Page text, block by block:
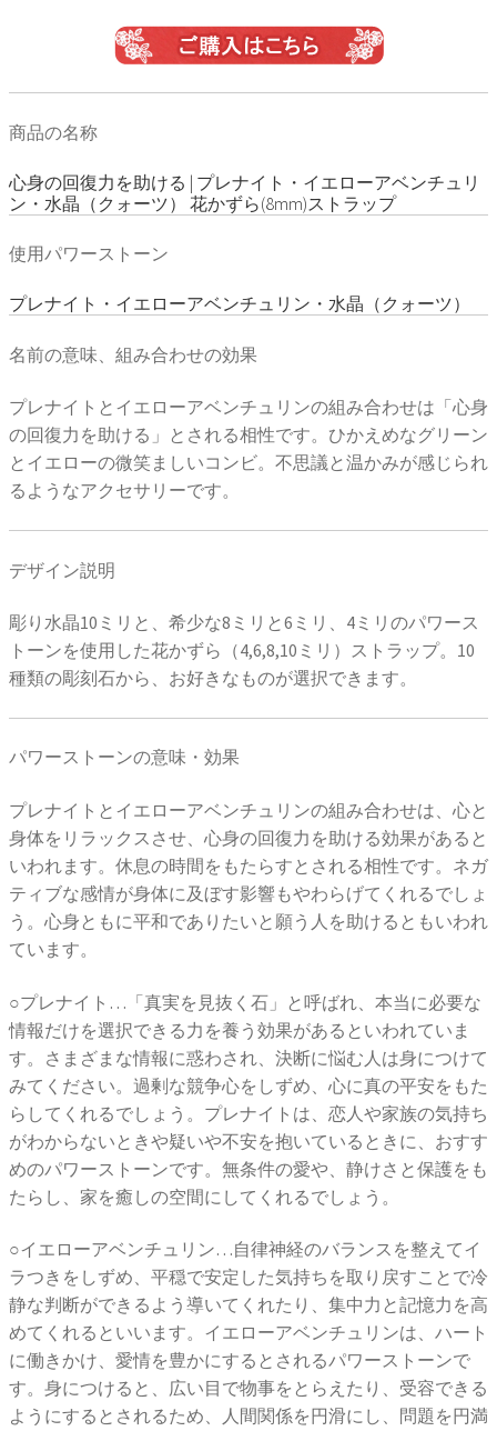
商品の名称
心身の回復力を助ける | プレナイト・イエローアベンチュリ
ン・水晶（クォーツ） 花かずら(8mm)ストラップ
使用パワーストーン
プレナイト・イエローアベンチュリン・水晶（クォーツ）
名前の意味、組み合わせの効果
プレナイトとイエローアベンチュリンの組み合わせは「心身
の回復力を助ける」とされる相性です。ひかえめなグリーン
とイエローの微笑ましいコンビ。不思議と温かみが感じられ
るようなアクセサリーです。
デザイン説明
彫り水晶10ミリと、希少な8ミリと6ミリ、4ミリのパワース
トーンを使用した花かずら（4,6,8,10ミリ）ストラップ。10
種類の彫刻石から、お好きなものが選択できます。
パワーストーンの意味・効果
プレナイトとイエローアベンチュリンの組み合わせは、心と
身体をリラックスさせ、心身の回復力を助ける効果があると
いわれます。休息の時間をもたらすとされる相性です。ネガ
ティブな感情が身体に及ぼす影響もやわらげてくれるでしょ
う。心身ともに平和でありたいと願う人を助けるともいわれ
ています。
○プレナイト…「真実を見抜く石」と呼ばれ、本当に必要な
情報だけを選択できる力を養う効果があるといわれていま
す。さまざまな情報に惑わされ、決断に悩む人は身につけて
みてください。過剰な競争心をしずめ、心に真の平安をもた
らしてくれるでしょう。プレナイトは、恋人や家族の気持ち
がわからないときや疑いや不安を抱いているときに、おすす
めのパワーストーンです。無条件の愛や、静けさと保護をも
たらし、家を癒しの空間にしてくれるでしょう。
○イエローアベンチュリン…自律神経のバランスを整えてイ
ラつきをしずめ、平穏で安定した気持ちを取り戻すことで冷
静な判断ができるよう導いてくれたり、集中力と記憶力を高
めてくれるといいます。イエローアベンチュリンは、ハート
に働きかけ、愛情を豊かにするとされるパワーストーンで
す。身につけると、広い目で物事をとらえたり、受容できる
ようにするとされるため、人間関係を円滑にし、問題を円満